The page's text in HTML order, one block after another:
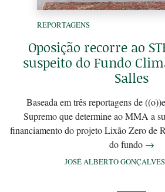
REPORTAGENS
Oposição recorre ao
suspeito do Fundo
Salles
Baseada em três reportagens de
Supremo que determine ao MMA a
financiamento do projeto Lixão Zero de
do fundo →
JOSÉ ALBERTO